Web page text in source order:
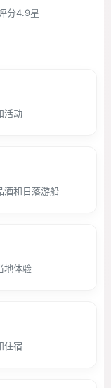
分4.9星
活动
酒和日落游船
地体验
住宿